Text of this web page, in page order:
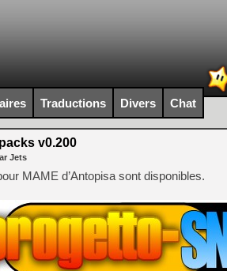
Traductions Divers Chat
v0.200
Jets
MAME d’Antopisa sont disponibles.